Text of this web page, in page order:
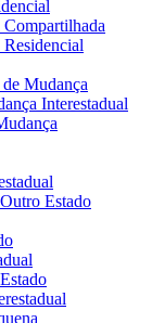
Compartilhada
Mudança
Interestadual
Estado